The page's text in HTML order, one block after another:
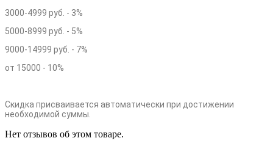
3000-4999 руб. - 3%
5000-8999 руб. - 5%
9000-14999 руб. - 7%
от 15000 - 10%
Скидка присваивается автоматически при достижении
необходимой суммы.
Нет отзывов об этом товаре.